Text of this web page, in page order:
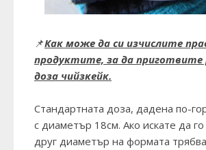
📌Как може да си изчислите
продуктите, за да приготвите
доза чийзкейк.
Стандартната доза, дадена по-
с диаметър 18см. Ако искате да
друг диаметър на формата